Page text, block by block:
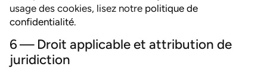
usage des cookies, lisez notre politique de
confidentialité.
6 — Droit applicable et attribution de
juridiction